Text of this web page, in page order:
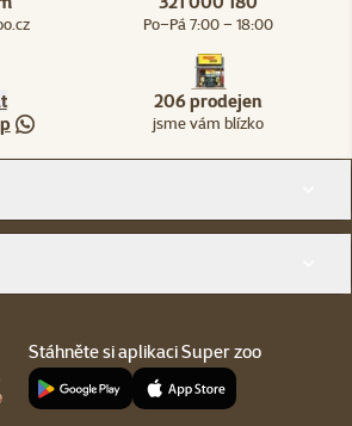
Po–Pá 7:00 – 18:00
206 prodejen
jsme vám blízko
Stáhněte si aplikaci Super zoo